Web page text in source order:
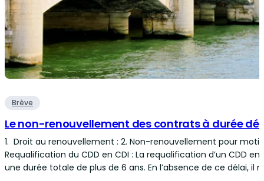
Brève
Le non-renouvellement des contrats à durée
1. Droit au renouvellement : 2. Non-renouvellement pour
Requalification du CDD en CDI : La requalification d’un CDD
une durée totale de plus de 6 ans. En l’absence de ce délai, il